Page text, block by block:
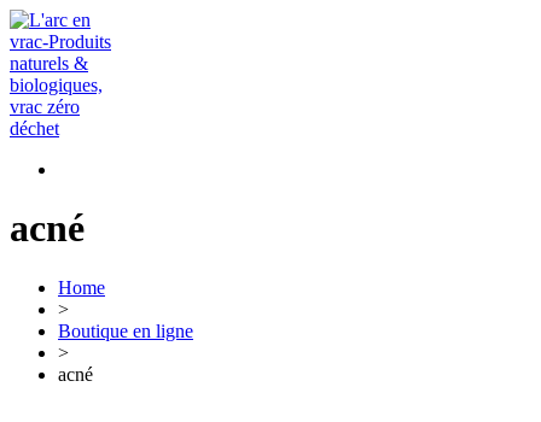
acné
Home
>
Boutique en ligne
>
acné